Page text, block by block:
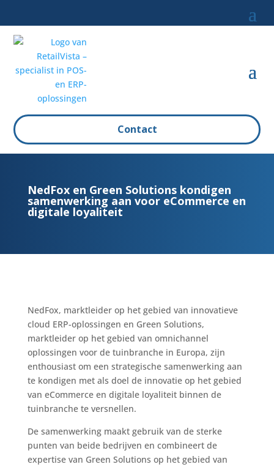
Contact
NedFox en Green Solutions kondigen
samenwerking aan voor eCommerce en
digitale loyaliteit
NedFox, marktleider op het gebied van innovatieve
cloud ERP-oplossingen en Green Solutions,
marktleider op het gebied van omnichannel
oplossingen voor de tuinbranche in Europa, zijn
enthousiast om een strategische samenwerking aan
te kondigen met als doel de innovatie op het gebied
van eCommerce en digitale loyaliteit binnen de
tuinbranche te versnellen.
De samenwerking maakt gebruik van de sterke
punten van beide bedrijven en combineert de
expertise van Green Solutions op het gebied van